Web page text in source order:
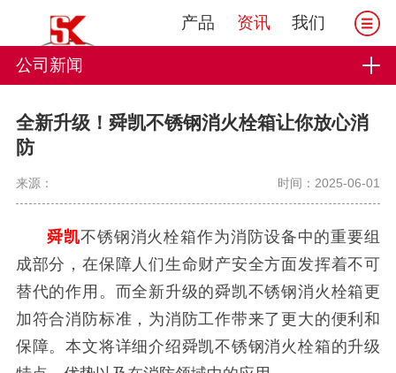
产品 资讯 我们
公司新闻
全新升级！舜凯不锈钢消火栓箱让你放心消
防
来源： 时间：2025-06-01
舜凯不锈钢消火栓箱作为消防设备中的重要组
成部分，在保障人们生命财产安全方面发挥着不可
替代的作用。而全新升级的舜凯不锈钢消火栓箱更
加符合消防标准，为消防工作带来了更大的便利和
保障。本文将详细介绍舜凯不锈钢消火栓箱的升级